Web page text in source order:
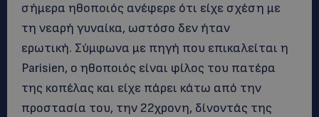
σήμερα ηθοποιός ανέφερε ότι είχε σχέση με
τη νεαρή γυναίκα, ωστόσο δεν ήταν
ερωτική. Σύμφωνα με πηγή που επικαλείται η
Parisien, ο ηθοποιός είναι φίλος του πατέρα
της κοπέλας και είχε πάρει κάτω από την
προστασία του, την 22χρονη, δίνοντάς της